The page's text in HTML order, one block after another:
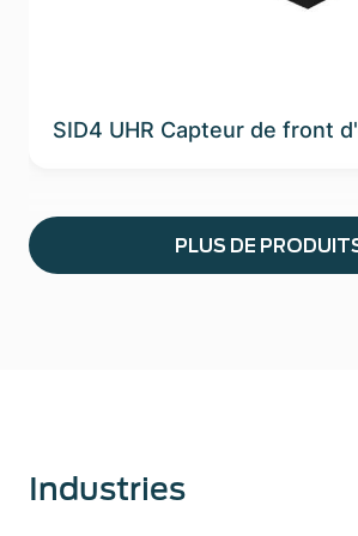
SID4 UHR Capteur de front
PLUS DE
Industries